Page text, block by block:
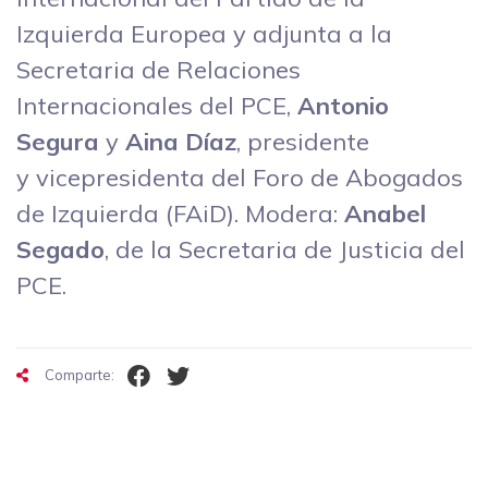
Izquierda Europea y adjunta a la
Secretaria de Relaciones
Internacionales del PCE, Antonio
Segura y Aina Díaz, presidente
y vicepresidenta del Foro de Abogados
de Izquierda (FAiD). Modera: Anabel
Segado, de la Secretaria de Justicia del
PCE.
Comparte: